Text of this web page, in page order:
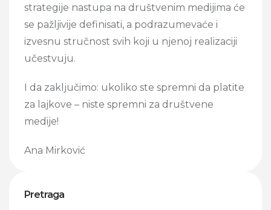
strategije nastupa na društvenim medijima će
se pažljivije definisati, a podrazumevaće i
izvesnu stručnost svih koji u njenoj realizaciji
učestvuju.
I da zaključimo: ukoliko ste spremni da platite
za lajkove – niste spremni za društvene
medije!
Ana Mirković
Pretraga